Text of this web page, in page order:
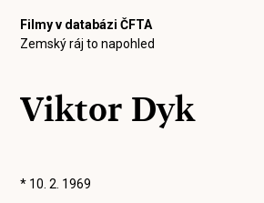
Filmy v databázi ČFTA
Zemský ráj to napohled
Viktor Dyk
* 10. 2. 1969